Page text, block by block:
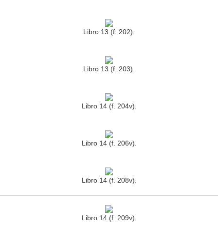
Libro 13 (f. 202).
Libro 13 (f. 203).
Libro 14 (f. 204v).
Libro 14 (f. 206v).
Libro 14 (f. 208v).
Libro 14 (f. 209v).